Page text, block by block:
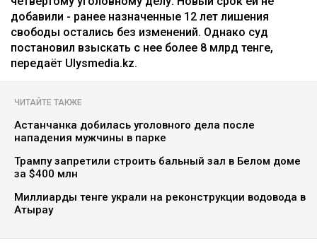
добавили - ранее назначенные 12 лет лишения
свободы остались без изменений. Однако суд
постановил взыскать с нее более 8 млрд тенге,
передаёт Ulysmedia.kz.
ЧИТАЙТЕ ТАКЖЕ
Астанчанка добилась уголовного дела после
нападения мужчины в парке
Трампу запретили строить бальный зал в Белом доме
за $400 млн
Миллиарды тенге украли на реконструкции водовода в
Атырау